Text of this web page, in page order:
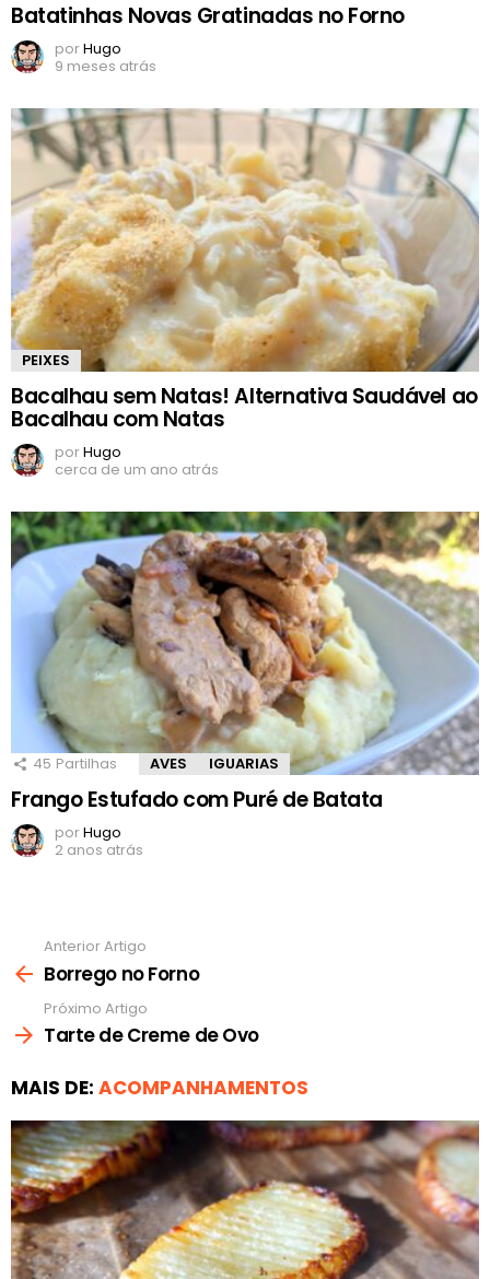
Batatinhas Novas Gratinadas no Forno
porHugo
9 meses atrás
PEIXES
Bacalhau sem Natas! Alternativa Saudável ao
Bacalhau com Natas
porHugo
cerca de um ano atrás
45 Partilhas AVES IGUARIAS
Frango Estufado com Puré de Batata
porHugo
2 anos atrás
mais
Anterior Artigo
Borrego no Forno
Próximo Artigo
Tarte de Creme de Ovo
MAIS DE: ACOMPANHAMENTOS